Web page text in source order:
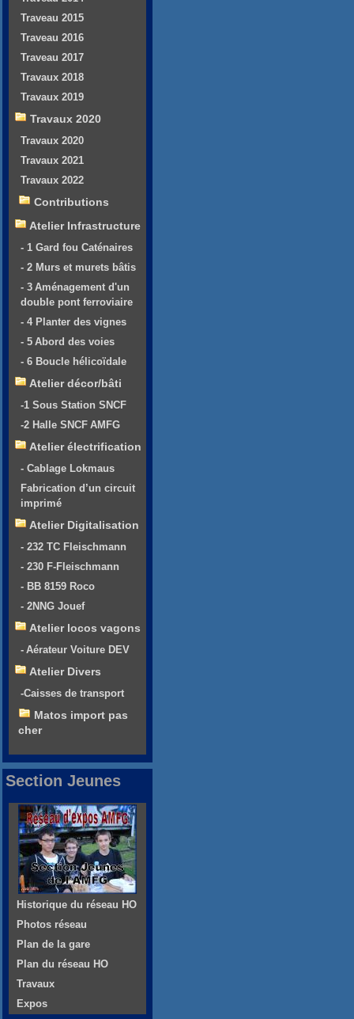
Traveau 2015
Traveau 2016
Traveau 2017
Travaux 2018
Travaux 2019
Travaux 2020
Travaux 2020
Travaux 2021
Travaux 2022
Contributions
Atelier Infrastructure
- 1 Gard fou Caténaires
- 2 Murs et murets bâtis
- 3 Aménagement d'un
double pont ferroviaire
- 4 Planter des vignes
- 5 Abord des voies
- 6 Boucle hélicoïdale
Atelier décor/bâti
-1 Sous Station SNCF
-2 Halle SNCF AMFG
Atelier électrification
- Cablage Lokmaus
Fabrication d’un circuit
imprimé
Atelier Digitalisation
- 232 TC Fleischmann
- 230 F-Fleischmann
- BB 8159 Roco
- 2NNG Jouef
Atelier locos vagons
- Aérateur Voiture DEV
Atelier Divers
-Caisses de transport
Matos import pas
cher
Section Jeunes
Historique du réseau HO
Photos réseau
Plan de la gare
Plan du réseau HO
Travaux
Expos